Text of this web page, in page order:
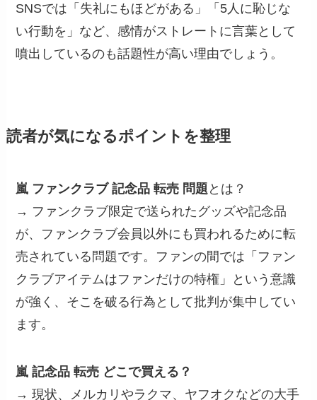
SNSでは「失礼にもほどがある」「5人に恥じな
い行動を」など、感情がストレートに言葉として
噴出しているのも話題性が高い理由でしょう。
読者が気になるポイントを整理
嵐 ファンクラブ 記念品 転売 問題 とは？
→ ファンクラブ限定で送られたグッズや記念品
が、ファンクラブ会員以外にも買われるために転
売されている問題です。ファンの間では「ファン
クラブアイテムはファンだけの特権」という意識
が強く、そこを破る行為として批判が集中してい
ます。
嵐 記念品 転売 どこで買える？
→ 現状、メルカリやラクマ、ヤフオクなどの大手